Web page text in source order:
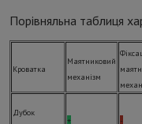
Порівняльна таблиця
Кроватка
Маятниковий
механізм
Дубок
+ -